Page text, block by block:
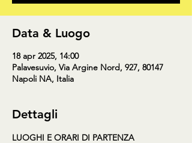
Data & Luogo
18 apr 2025, 14:00
Palavesuvio, Via Argine Nord, 927, 80147
Napoli NA, Italia
Dettagli
LUOGHI E ORARI DI PARTENZA